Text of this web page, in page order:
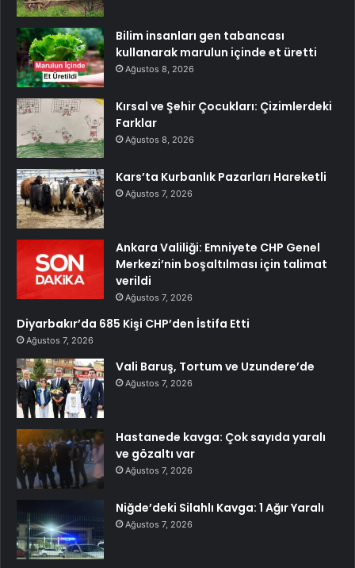
Bilim insanları gen tabancası
kullanarak marulun içinde et üretti
Ağustos 8, 2026
Kırsal ve Şehir Çocukları: Çizimlerdeki
Farklar
Ağustos 8, 2026
Kars’ta Kurbanlık Pazarları Hareketli
Ağustos 7, 2026
Ankara Valiliği: Emniyete CHP Genel
Merkezi’nin boşaltılması için talimat
verildi
Ağustos 7, 2026
Diyarbakır’da 685 Kişi CHP’den İstifa Etti
Ağustos 7, 2026
Vali Baruş, Tortum ve Uzundere’de
Ağustos 7, 2026
Hastanede kavga: Çok sayıda yaralı
ve gözaltı var
Ağustos 7, 2026
Niğde’deki Silahlı Kavga: 1 Ağır Yaralı
Ağustos 7, 2026